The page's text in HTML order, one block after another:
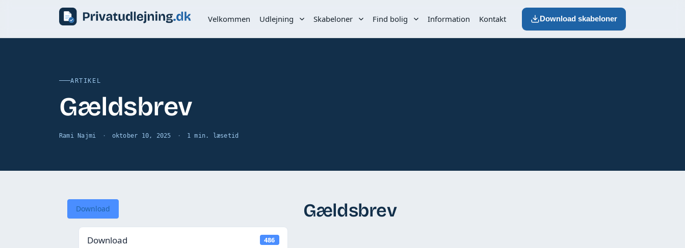
Velkommen Udlejning Skabeloner Find bolig Information Kontakt Download skabeloner
ARTIKEL
Gældsbrev
Rami Najmi oktober 10, 2025 1 min. læsetid
Download
Download 486
Gældsbrev